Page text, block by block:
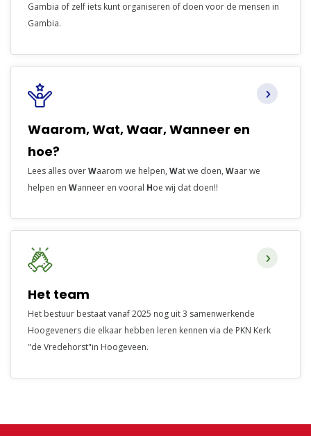
Gambia of zelf iets kunt organiseren of doen voor de mensen in
Gambia.
Waarom, Wat, Waar, Wanneer en
hoe?
Lees alles overWaarom we helpen, Wat we doen, Waar we
helpen en Wanneer en vooral Hoe wij dat doen!!
Het team
Het bestuur bestaat vanaf 2025 nog uit 3 samenwerkende
Hoogeveners die elkaar hebben leren kennen via de PKN Kerk
"de Vredehorst"in Hoogeveen.